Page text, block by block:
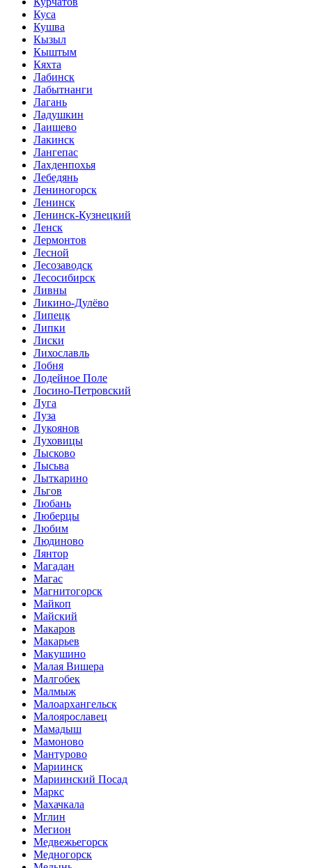
Куса
Кушва
Кызыл
Кыштым
Кяхта
Лабинск
Лабытнанги
Лагань
Ладушкин
Лаишево
Лакинск
Лангепас
Лахденпохья
Лебедянь
Лениногорск
Ленинск
Ленинск-Кузнецкий
Ленск
Лермонтов
Лесной
Лесозаводск
Лесосибирск
Ливны
Ликино-Дулёво
Липецк
Липки
Лиски
Лихославль
Лобня
Лодейное Поле
Лосино-Петровский
Луга
Луза
Лукоянов
Луховицы
Лысково
Лысьва
Лыткарино
Льгов
Любань
Люберцы
Любим
Людиново
Лянтор
Магадан
Магас
Магнитогорск
Майкоп
Майский
Макаров
Макарьев
Макушино
Малая Вишера
Малгобек
Малмыж
Малоархангельск
Малоярославец
Мамадыш
Мамоново
Мантурово
Мариинск
Мариинский Посад
Маркс
Махачкала
Мглин
Мегион
Медвежьегорск
Медногорск